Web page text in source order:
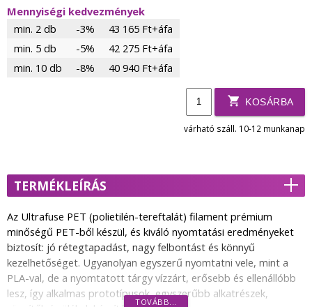
Mennyiségi kedvezmények
min. 2 db
-3%
43 165 Ft+áfa
min. 5 db
-5%
42 275 Ft+áfa
min. 10 db
-8% 40 940 Ft+áfa
KOSÁRBA
várható száll. 10-12 munkanap
TERMÉKLEÍRÁS
Az Ultrafuse PET (polietilén-tereftalát) filament prémium
minőségű PET-ből készül, és kiváló nyomtatási eredményeket
biztosít: jó rétegtapadást, nagy felbontást és könnyű
kezelhetőséget. Ugyanolyan egyszerű nyomtatni vele, mint a
PLA-val, de a nyomtatott tárgy vízzárt, erősebb és ellenállóbb
lesz, így alkalmas prototípusok, egyszerűbb alkatrészek,
TOVÁBB...